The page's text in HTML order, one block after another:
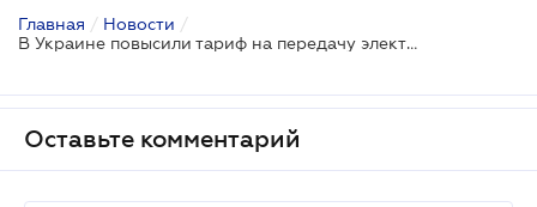
Главная / Новости /
В Украине повысили тариф на передачу электроэнергии
Оставьте комментарий